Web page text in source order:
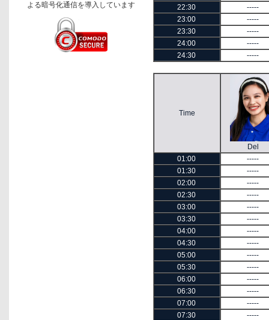
よる暗号化通信を導入しています
22:30
-----
23:00
-----
23:30
-----
24:00
-----
24:30
-----
Time
Del
01:00
-----
01:30
-----
02:00
-----
02:30
-----
03:00
-----
03:30
-----
04:00
-----
04:30
-----
05:00
-----
05:30
-----
06:00
-----
06:30
-----
07:00
-----
07:30
-----